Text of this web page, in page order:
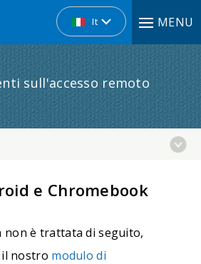
It MENU
sull'accesso remoto
e Chromebook
non è trattata di seguito,
nostro modulo di